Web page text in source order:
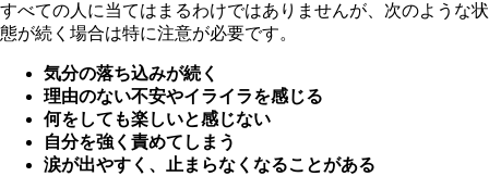
すべての人に当てはまるわけではありませんが、次のような状
態が続く場合は特に注意が必要です。
気分の落ち込みが続く
理由のない不安やイライラを感じる
何をしても楽しいと感じない
自分を強く責めてしまう
涙が出やすく、止まらなくなることがある